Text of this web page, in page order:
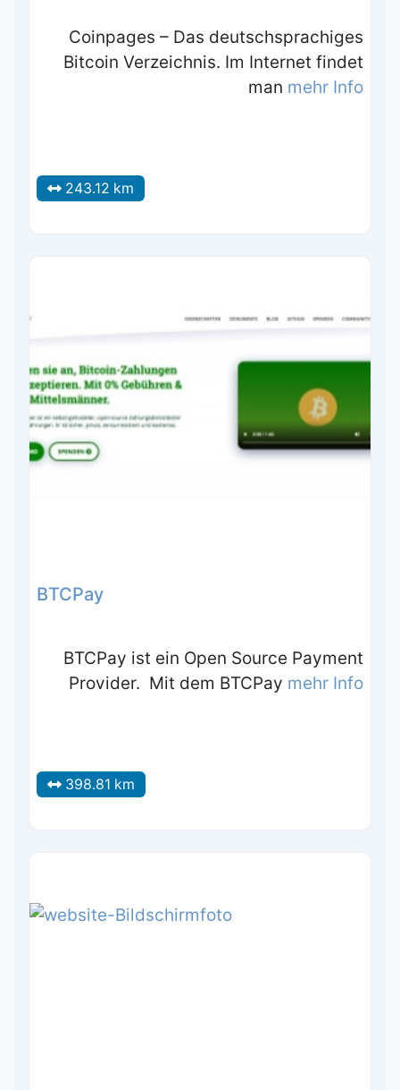
Coinpages – Das deutschsprachiges
Bitcoin Verzeichnis. Im Internet findet
man mehr Info
243.12 km
BTCPay
BTCPay ist ein Open Source Payment
Provider. Mit dem BTCPay mehr Info
398.81 km